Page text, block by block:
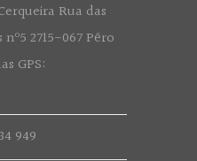
Rua das
2715-067 Pêro
GPS:
949